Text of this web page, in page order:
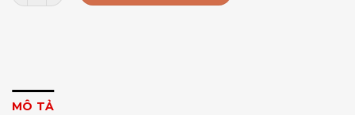
MÔ TẢ